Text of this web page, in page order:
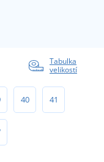
Tabulka
velikostí
40 41